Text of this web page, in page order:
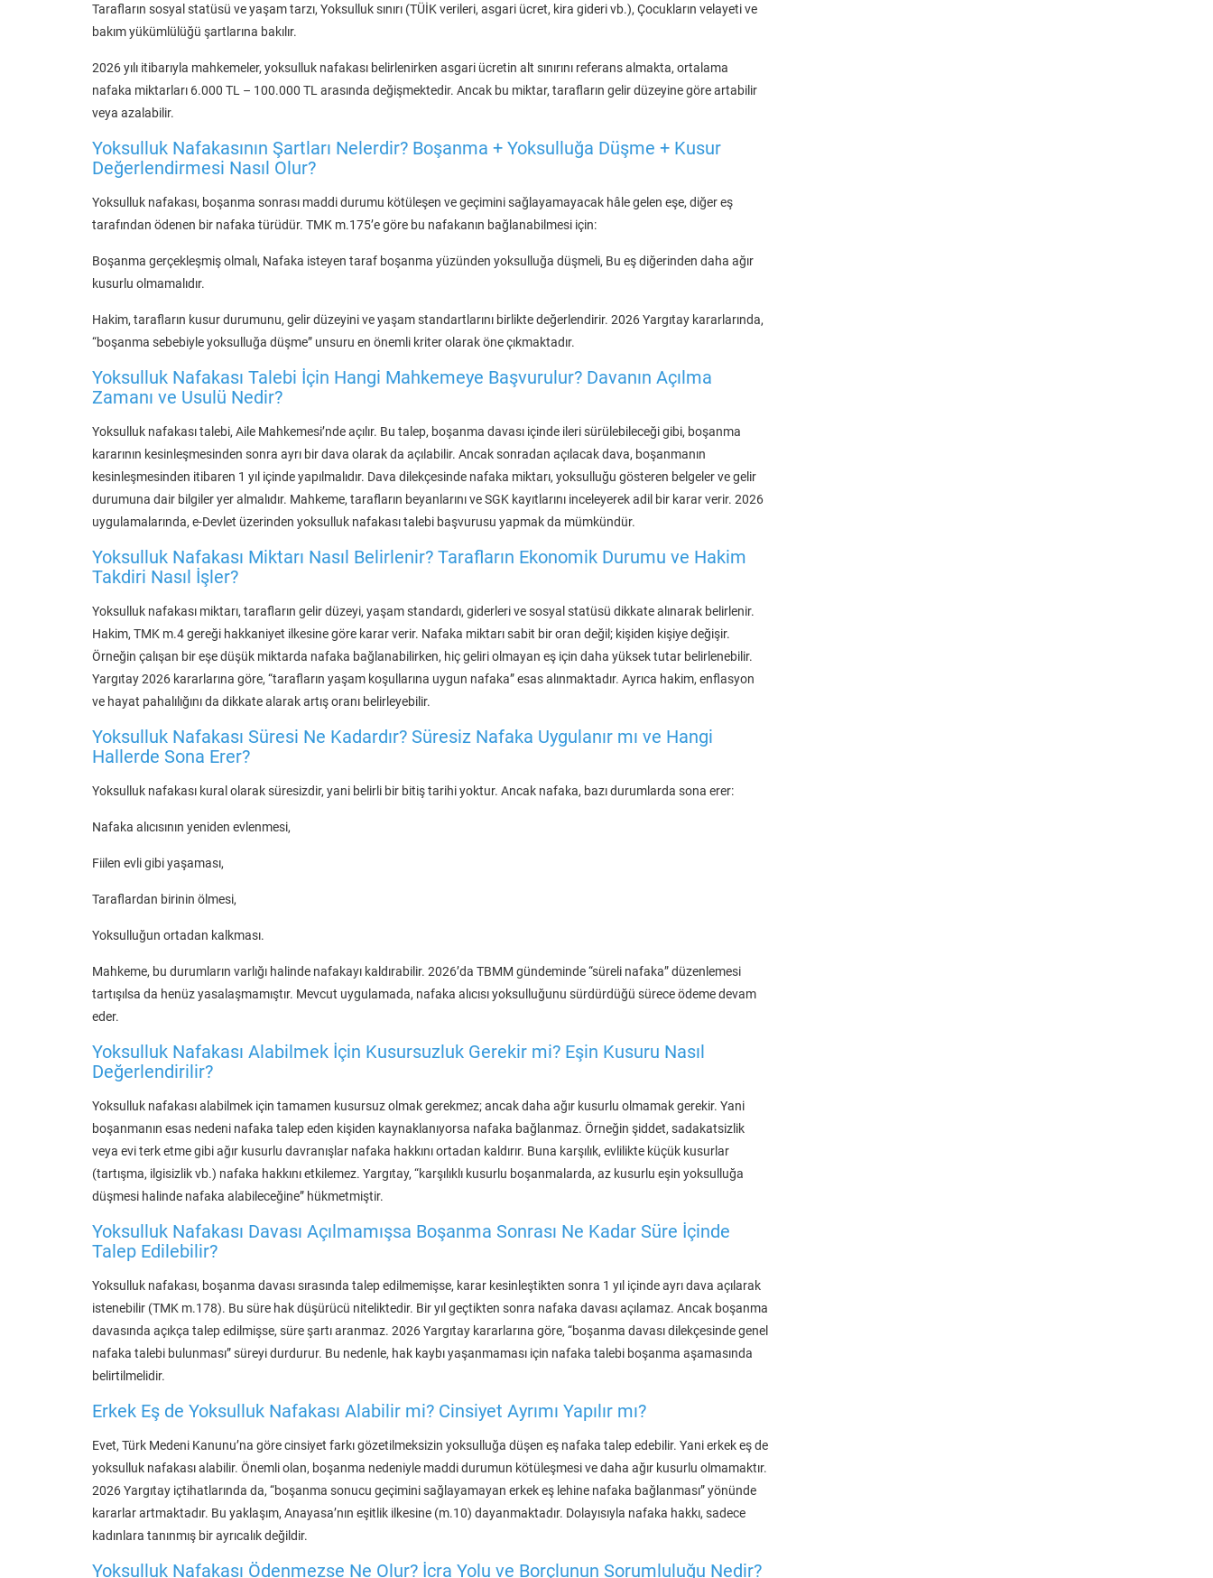
Tarafların sosyal statüsü ve yaşam tarzı, Yoksulluk sınırı (TÜİK verileri, asgari ücret, kira gideri vb.), Çocukların velayeti ve
bakım yükümlülüğü şartlarına bakılır.
2026 yılı itibarıyla mahkemeler, yoksulluk nafakası belirlenirken asgari ücretin alt sınırını referans almakta, ortalama
nafaka miktarları 6.000 TL – 100.000 TL arasında değişmektedir. Ancak bu miktar, tarafların gelir düzeyine göre artabilir
veya azalabilir.
Yoksulluk Nafakasının Şartları Nelerdir? Boşanma + Yoksulluğa Düşme + Kusur
Değerlendirmesi Nasıl Olur?
Yoksulluk nafakası, boşanma sonrası maddi durumu kötüleşen ve geçimini sağlayamayacak hâle gelen eşe, diğer eş
tarafından ödenen bir nafaka türüdür. TMK m.175’e göre bu nafakanın bağlanabilmesi için:
Boşanma gerçekleşmiş olmalı, Nafaka isteyen taraf boşanma yüzünden yoksulluğa düşmeli, Bu eş diğerinden daha ağır
kusurlu olmamalıdır.
Hakim, tarafların kusur durumunu, gelir düzeyini ve yaşam standartlarını birlikte değerlendirir. 2026 Yargıtay kararlarında,
“boşanma sebebiyle yoksulluğa düşme” unsuru en önemli kriter olarak öne çıkmaktadır.
Yoksulluk Nafakası Talebi İçin Hangi Mahkemeye Başvurulur? Davanın Açılma
Zamanı ve Usulü Nedir?
Yoksulluk nafakası talebi, Aile Mahkemesi’nde açılır. Bu talep, boşanma davası içinde ileri sürülebileceği gibi, boşanma
kararının kesinleşmesinden sonra ayrı bir dava olarak da açılabilir. Ancak sonradan açılacak dava, boşanmanın
kesinleşmesinden itibaren 1 yıl içinde yapılmalıdır. Dava dilekçesinde nafaka miktarı, yoksulluğu gösteren belgeler ve gelir
durumuna dair bilgiler yer almalıdır. Mahkeme, tarafların beyanlarını ve SGK kayıtlarını inceleyerek adil bir karar verir. 2026
uygulamalarında, e-Devlet üzerinden yoksulluk nafakası talebi başvurusu yapmak da mümkündür.
Yoksulluk Nafakası Miktarı Nasıl Belirlenir? Tarafların Ekonomik Durumu ve Hakim
Takdiri Nasıl İşler?
Yoksulluk nafakası miktarı, tarafların gelir düzeyi, yaşam standardı, giderleri ve sosyal statüsü dikkate alınarak belirlenir.
Hakim, TMK m.4 gereği hakkaniyet ilkesine göre karar verir. Nafaka miktarı sabit bir oran değil; kişiden kişiye değişir.
Örneğin çalışan bir eşe düşük miktarda nafaka bağlanabilirken, hiç geliri olmayan eş için daha yüksek tutar belirlenebilir.
Yargıtay 2026 kararlarına göre, “tarafların yaşam koşullarına uygun nafaka” esas alınmaktadır. Ayrıca hakim, enflasyon
ve hayat pahalılığını da dikkate alarak artış oranı belirleyebilir.
Yoksulluk Nafakası Süresi Ne Kadardır? Süresiz Nafaka Uygulanır mı ve Hangi
Hallerde Sona Erer?
Yoksulluk nafakası kural olarak süresizdir, yani belirli bir bitiş tarihi yoktur. Ancak nafaka, bazı durumlarda sona erer:
Nafaka alıcısının yeniden evlenmesi,
Fiilen evli gibi yaşaması,
Taraflardan birinin ölmesi,
Yoksulluğun ortadan kalkması.
Mahkeme, bu durumların varlığı halinde nafakayı kaldırabilir. 2026’da TBMM gündeminde “süreli nafaka” düzenlemesi
tartışılsa da henüz yasalaşmamıştır. Mevcut uygulamada, nafaka alıcısı yoksulluğunu sürdürdüğü sürece ödeme devam
eder.
Yoksulluk Nafakası Alabilmek İçin Kusursuzluk Gerekir mi? Eşin Kusuru Nasıl
Değerlendirilir?
Yoksulluk nafakası alabilmek için tamamen kusursuz olmak gerekmez; ancak daha ağır kusurlu olmamak gerekir. Yani
boşanmanın esas nedeni nafaka talep eden kişiden kaynaklanıyorsa nafaka bağlanmaz. Örneğin şiddet, sadakatsizlik
veya evi terk etme gibi ağır kusurlu davranışlar nafaka hakkını ortadan kaldırır. Buna karşılık, evlilikte küçük kusurlar
(tartışma, ilgisizlik vb.) nafaka hakkını etkilemez. Yargıtay, “karşılıklı kusurlu boşanmalarda, az kusurlu eşin yoksulluğa
düşmesi halinde nafaka alabileceğine” hükmetmiştir.
Yoksulluk Nafakası Davası Açılmamışsa Boşanma Sonrası Ne Kadar Süre İçinde
Talep Edilebilir?
Yoksulluk nafakası, boşanma davası sırasında talep edilmemişse, karar kesinleştikten sonra 1 yıl içinde ayrı dava açılarak
istenebilir (TMK m.178). Bu süre hak düşürücü niteliktedir. Bir yıl geçtikten sonra nafaka davası açılamaz. Ancak boşanma
davasında açıkça talep edilmişse, süre şartı aranmaz. 2026 Yargıtay kararlarına göre, “boşanma davası dilekçesinde genel
nafaka talebi bulunması” süreyi durdurur. Bu nedenle, hak kaybı yaşanmaması için nafaka talebi boşanma aşamasında
belirtilmelidir.
Erkek Eş de Yoksulluk Nafakası Alabilir mi? Cinsiyet Ayrımı Yapılır mı?
Evet, Türk Medeni Kanunu’na göre cinsiyet farkı gözetilmeksizin yoksulluğa düşen eş nafaka talep edebilir. Yani erkek eş de
yoksulluk nafakası alabilir. Önemli olan, boşanma nedeniyle maddi durumun kötüleşmesi ve daha ağır kusurlu olmamaktır.
2026 Yargıtay içtihatlarında da, “boşanma sonucu geçimini sağlayamayan erkek eş lehine nafaka bağlanması” yönünde
kararlar artmaktadır. Bu yaklaşım, Anayasa’nın eşitlik ilkesine (m.10) dayanmaktadır. Dolayısıyla nafaka hakkı, sadece
kadınlara tanınmış bir ayrıcalık değildir.
Yoksulluk Nafakası Ödenmezse Ne Olur? İcra Yolu ve Borçlunun Sorumluluğu Nedir?